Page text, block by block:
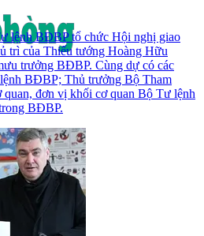
lệnh BĐBP tổ chức Hội nghị giao
trì của Thiếu tướng Hoàng Hữu
trưởng BĐBP. Cùng dự có các
BĐBP; Thủ trưởng Bộ Tham
quan, đơn vị khối cơ quan Bộ Tư lệnh
BĐBP.